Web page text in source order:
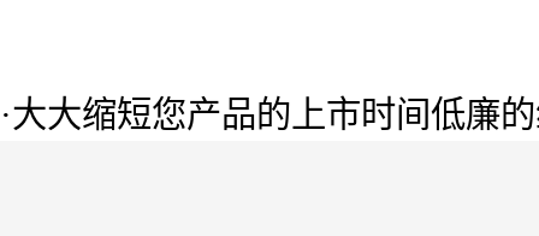
·大大缩短您产品的上市时间低廉